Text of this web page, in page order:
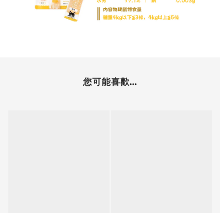
您可能喜歡...